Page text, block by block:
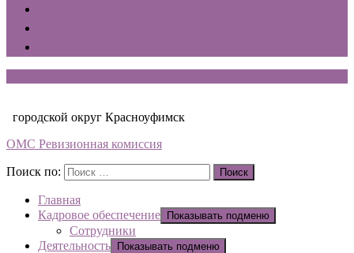
городской округ Красноуфимск
ОМС Ревизионная комиссия
Поиск по: Поиск
Главная
Кадровое обеспечение
Показывать подменю
Сотрудники
Деятельность
Показывать подменю